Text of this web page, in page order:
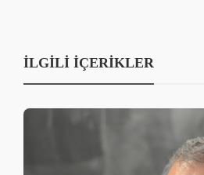
İLGILI İÇERIKLER